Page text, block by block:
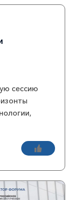
сессию